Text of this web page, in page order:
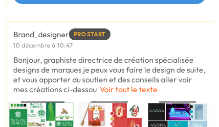
Brand_designer PRO START
10 décembre à 10:47
Bonjour, graphiste directrice de création spécialisée
designs de marques je peux vous faire le design de suite,
et vous apporter du soutien et des conseils aller voir
mes créations ci-dessou Voir tout le texte